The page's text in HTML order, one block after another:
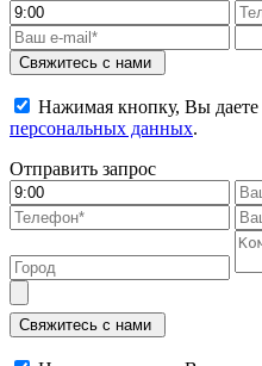
Свяжитесь с нами
Нажимая кнопку, Вы даете
персональных данных.
Отправить запрос
Свяжитесь с нами